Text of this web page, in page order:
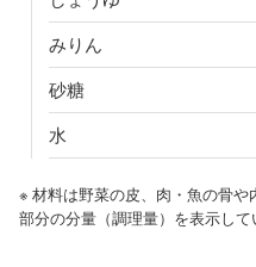
みりん
砂糖
水
※ 材料は野菜の皮、肉・魚の骨
部分の分量（調理量）を表示して